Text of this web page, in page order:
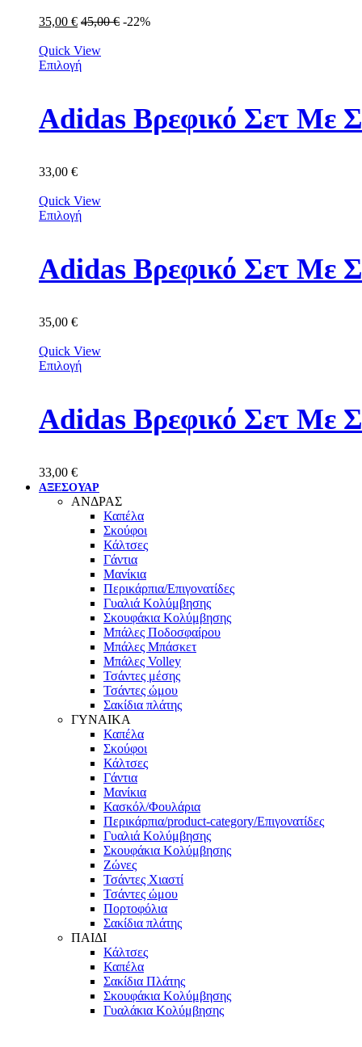
35,00 € 45,00€ -22%
Quick View
Επιλογή
Adidas Βρεφικό Σετ Με
33,00 €
Quick View
Επιλογή
Adidas Βρεφικό Σετ Με
35,00 €
Quick View
Επιλογή
Adidas Βρεφικό Σετ Με
33,00 €
ΑΞΕΣΟΥΑΡ
ΑΝΔΡΑΣ
Καπέλα
Σκούφοι
Κάλτσες
Γάντια
Μανίκια
Περικάρπια/Επιγονατίδες
Γυαλιά Κολύμβησης
Σκουφάκια Κολύμβησης
Μπάλες Ποδοσφαίρου
Μπάλες Μπάσκετ
Μπάλες Volley
Τσάντες μέσης
Τσάντες ώμου
Σακίδια πλάτης
ΓΥΝΑΙΚΑ
Καπέλα
Σκούφοι
Κάλτσες
Γάντια
Μανίκια
Κασκόλ/Φουλάρια
Περικάρπια/product-category/Επιγονατίδες
Γυαλιά Κολύμβησης
Σκουφάκια Κολύμβησης
Ζώνες
Τσάντες Χιαστί
Τσάντες ώμου
Πορτοφόλια
Σακίδια πλάτης
ΠΑΙΔΙ
Κάλτσες
Καπέλα
Σακίδια Πλάτης
Σκουφάκια Κολύμβησης
Γυαλάκια Κολύμβησης